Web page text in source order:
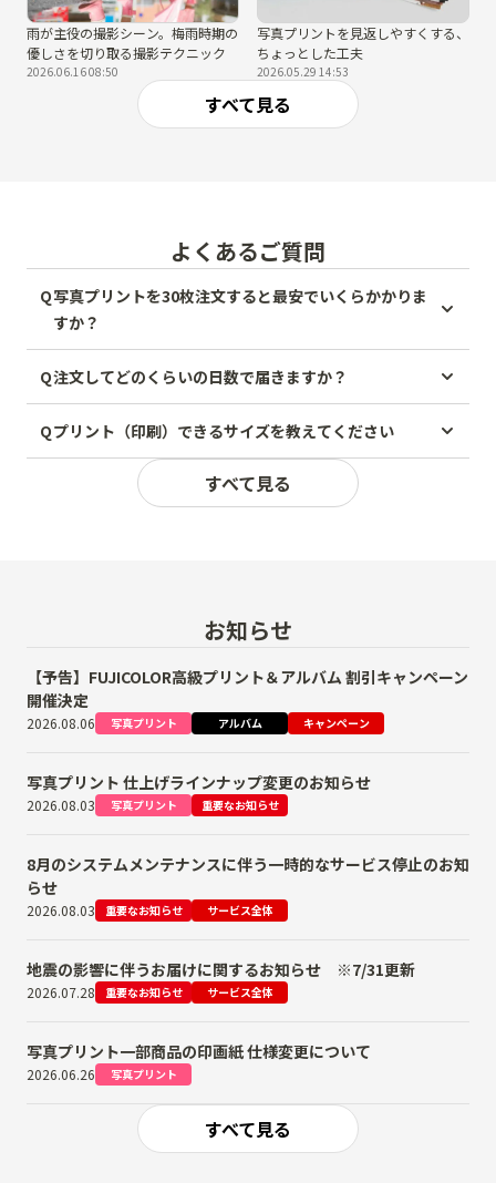
雨が主役の撮影シーン。梅雨時期の
優しさを切り取る撮影テクニック
2026.06.16 08:50
写真プリントを見返しやすくする、
ちょっとした工夫
2026.05.29 14:53
すべて見る
よくあるご質問
Q写真プリントを30枚注文すると最安でいくらかかりま
すか？
Q注文してどのくらいの日数で届きますか？
Qプリント（印刷）できるサイズを教えてください
すべて見る
お知らせ
【予告】FUJICOLOR高級プリント＆アルバム 割引キャンペーン
開催決定
2026.08.06 写真プリント アルバム キャンペーン
写真プリント 仕上げラインナップ変更のお知らせ
2026.08.03 写真プリント 重要なお知らせ
8月のシステムメンテナンスに伴う一時的なサービス停止のお知
らせ
2026.08.03 重要なお知らせ サービス全体
地震の影響に伴うお届けに関するお知らせ ※7/31更新
2026.07.28 重要なお知らせ サービス全体
写真プリント一部商品の印画紙 仕様変更について
2026.06.26 写真プリント
すべて見る